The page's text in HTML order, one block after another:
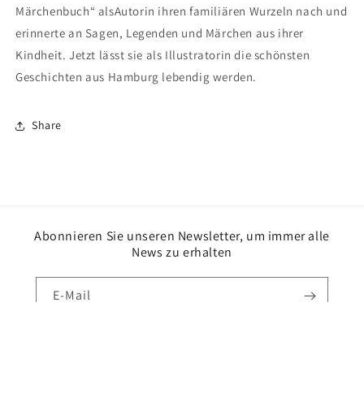
Märchenbuch“ alsAutorin ihren familiären Wurzeln nach und
erinnerte an Sagen, Legenden und Märchen aus ihrer
Kindheit. Jetzt lässt sie als Illustratorin die schönsten
Geschichten aus Hamburg lebendig werden.
Share
Abonnieren Sie unseren Newsletter, um immer alle
News zu erhalten
E-Mail